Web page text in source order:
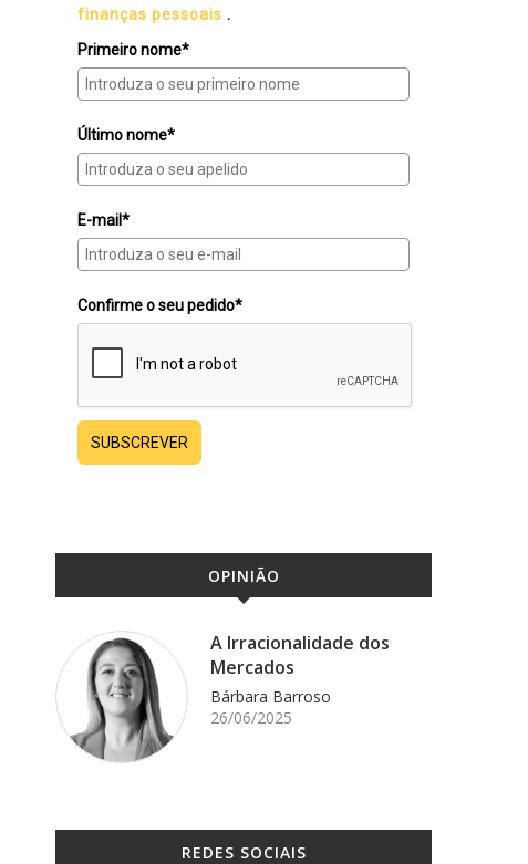
finanças pessoais .
Primeiro nome*
Último nome*
E-mail*
Confirme o seu pedido*
SUBSCREVER
OPINIÃO
A Irracionalidade dos
Mercados
Bárbara Barroso
26/06/2025
REDES SOCIAIS